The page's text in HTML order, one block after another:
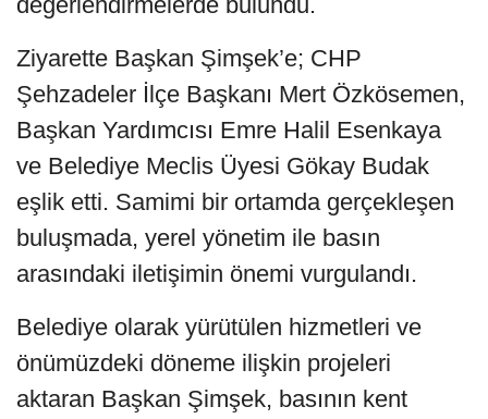
Ziyarette Başkan Şimşek’e; CHP
Şehzadeler İlçe Başkanı Mert Özkösemen,
Başkan Yardımcısı Emre Halil Esenkaya
ve Belediye Meclis Üyesi Gökay Budak
eşlik etti. Samimi bir ortamda gerçekleşen
buluşmada, yerel yönetim ile basın
arasındaki iletişimin önemi vurgulandı.
Belediye olarak yürütülen hizmetleri ve
önümüzdeki döneme ilişkin projeleri
aktaran Başkan Şimşek, basının kent